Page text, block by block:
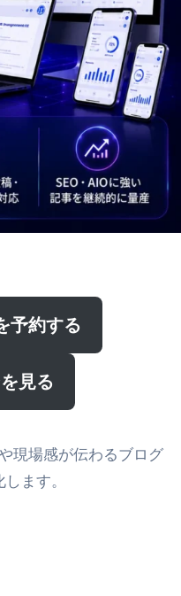
予約する
見る
現場感が伝わるブログ
ます。